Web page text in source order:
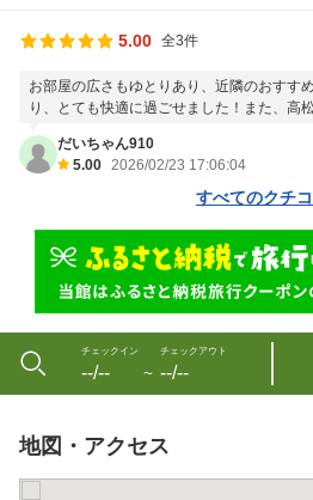
5.00 全3件
お部屋の広さもゆとりあり、近隣のおすす
り、とても快適に過ごせました！また、高
だいちゃん910
5.00 2026/02/23 17:06:04
すべてのクチ
チェックイン
--/-- 〜
チェックアウト
--/--
地図・アクセス